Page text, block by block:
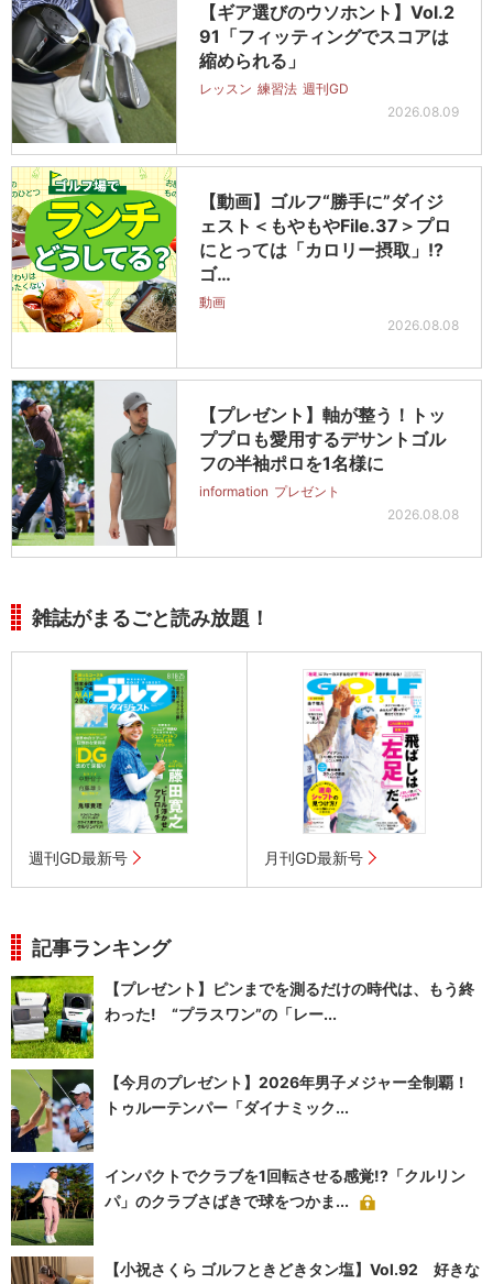
【ギア選びのウソホント】Vol.2
91「フィッティングでスコアは
縮められる」
レッスン 練習法 週刊GD
2026.08.09
【動画】ゴルフ“勝手に”ダイジ
ェスト＜もやもやFile.37＞プロ
にとっては「カロリー摂取」!?
ゴ…
動画
2026.08.08
【プレゼント】軸が整う！トッ
ププロも愛用するデサントゴル
フの半袖ポロを1名様に
information プレゼント
2026.08.08
雑誌がまるごと読み放題！
週刊GD最新号 月刊GD最新号
記事ランキング
【プレゼント】ピンまでを測るだけの時代は、もう終
わった! “プラスワン”の「レー...
【今月のプレゼント】2026年男子メジャー全制覇！
トゥルーテンパー「ダイナミック...
インパクトでクラブを1回転させる感覚!?「クルリン
パ」のクラブさばきで球をつかま...
【小祝さくら ゴルフときどきタン塩】Vol.92 好きな